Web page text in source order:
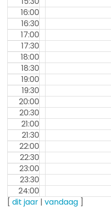
16:00
16:30
17:00
17:30
18:00
18:30
19:00
19:30
20:00
20:30
21:00
21:30
22:00
22:30
23:00
23:30
24:00
[ dit jaar | vandaag ]